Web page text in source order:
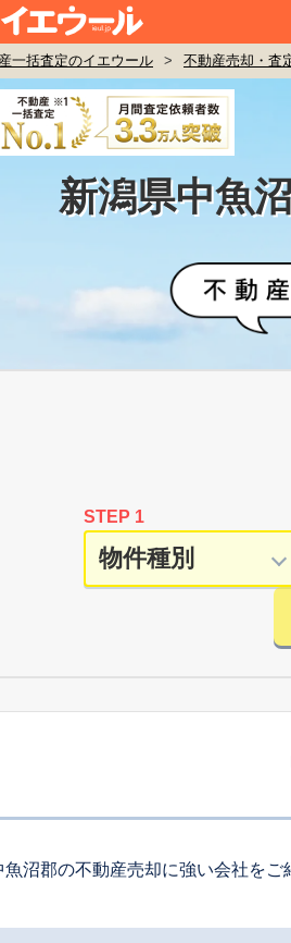
一括査定のイエウール > 不動産売却・査
新潟県中魚
STEP 1
魚沼郡の不動産売却に強い会社をご